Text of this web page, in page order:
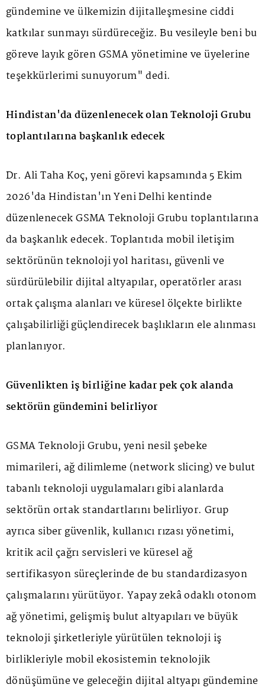
gündemine ve ülkemizin dijitalleşmesine ciddi
katkılar sunmayı sürdüreceğiz. Bu vesileyle beni bu
göreve layık gören GSMA yönetimine ve üyelerine
teşekkürlerimi sunuyorum" dedi.
Hindistan'da düzenlenecek olan Teknoloji Grubu
toplantılarına başkanlık edecek
Dr. Ali Taha Koç, yeni görevi kapsamında 5 Ekim
2026'da Hindistan'ın Yeni Delhi kentinde
düzenlenecek GSMA Teknoloji Grubu toplantılarına
da başkanlık edecek. Toplantıda mobil iletişim
sektörünün teknoloji yol haritası, güvenli ve
sürdürülebilir dijital altyapılar, operatörler arası
ortak çalışma alanları ve küresel ölçekte birlikte
çalışabilirliği güçlendirecek başlıkların ele alınması
planlanıyor.
Güvenlikten iş birliğine kadar pek çok alanda
sektörün gündemini belirliyor
GSMA Teknoloji Grubu, yeni nesil şebeke
mimarileri, ağ dilimleme (network slicing) ve bulut
tabanlı teknoloji uygulamaları gibi alanlarda
sektörün ortak standartlarını belirliyor. Grup
ayrıca siber güvenlik, kullanıcı rızası yönetimi,
kritik acil çağrı servisleri ve küresel ağ
sertifikasyon süreçlerinde de bu standardizasyon
çalışmalarını yürütüyor. Yapay zekâ odaklı otonom
ağ yönetimi, gelişmiş bulut altyapıları ve büyük
teknoloji şirketleriyle yürütülen teknoloji iş
birlikleriyle mobil ekosistemin teknolojik
dönüşümüne ve geleceğin dijital altyapı gündemine